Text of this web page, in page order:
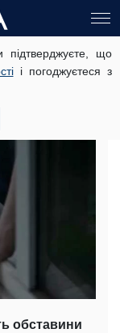
підтверджуєте, що
і погоджуєтеся з
в Києві: у
обставини